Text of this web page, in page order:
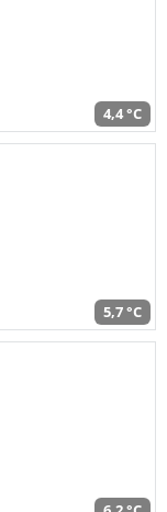
4,4 °C
5,7 °C